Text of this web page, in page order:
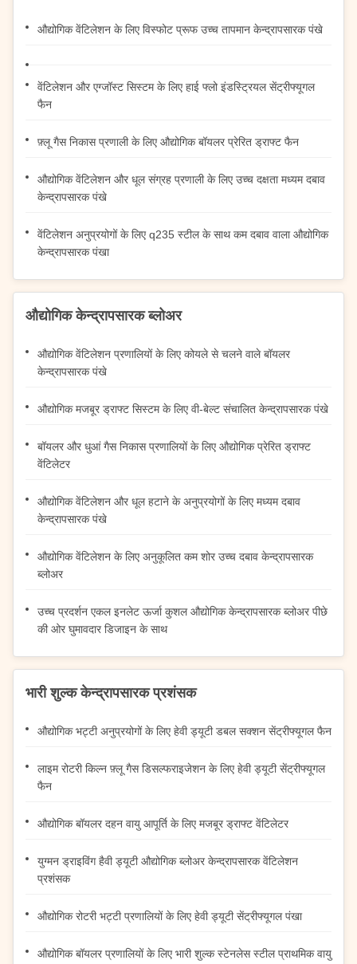
औद्योगिक वेंटिलेशन के लिए विस्फोट प्रूफ उच्च तापमान केन्द्रापसारक पंखे
वेंटिलेशन और एग्जॉस्ट सिस्टम के लिए हाई फ्लो इंडस्ट्रियल सेंट्रीफ्यूगल
फैन
फ़्लू गैस निकास प्रणाली के लिए औद्योगिक बॉयलर प्रेरित ड्राफ्ट फैन
औद्योगिक वेंटिलेशन और धूल संग्रह प्रणाली के लिए उच्च दक्षता मध्यम दबाव
केन्द्रापसारक पंखे
वेंटिलेशन अनुप्रयोगों के लिए q235 स्टील के साथ कम दबाव वाला औद्योगिक
केन्द्रापसारक पंखा
औद्योगिक केन्द्रापसारक ब्लोअर
औद्योगिक वेंटिलेशन प्रणालियों के लिए कोयले से चलने वाले बॉयलर
केन्द्रापसारक पंखे
औद्योगिक मजबूर ड्राफ्ट सिस्टम के लिए वी-बेल्ट संचालित केन्द्रापसारक पंखे
बॉयलर और धुआं गैस निकास प्रणालियों के लिए औद्योगिक प्रेरित ड्राफ्ट
वेंटिलेटर
औद्योगिक वेंटिलेशन और धूल हटाने के अनुप्रयोगों के लिए मध्यम दबाव
केन्द्रापसारक पंखे
औद्योगिक वेंटिलेशन के लिए अनुकूलित कम शोर उच्च दबाव केन्द्रापसारक
ब्लोअर
उच्च प्रदर्शन एकल इनलेट ऊर्जा कुशल औद्योगिक केन्द्रापसारक ब्लोअर पीछे
की ओर घुमावदार डिजाइन के साथ
भारी शुल्क केन्द्रापसारक प्रशंसक
औद्योगिक भट्टी अनुप्रयोगों के लिए हेवी ड्यूटी डबल सक्शन सेंट्रीफ्यूगल फैन
लाइम रोटरी किल्न फ़्लू गैस डिसल्फराइजेशन के लिए हेवी ड्यूटी सेंट्रीफ्यूगल
फैन
औद्योगिक बॉयलर दहन वायु आपूर्ति के लिए मजबूर ड्राफ्ट वेंटिलेटर
युग्मन ड्राइविंग हैवी ड्यूटी औद्योगिक ब्लोअर केन्द्रापसारक वेंटिलेशन
प्रशंसक
औद्योगिक रोटरी भट्टी प्रणालियों के लिए हेवी ड्यूटी सेंट्रीफ्यूगल पंखा
औद्योगिक बॉयलर प्रणालियों के लिए भारी शुल्क स्टेनलेस स्टील प्राथमिक वायु